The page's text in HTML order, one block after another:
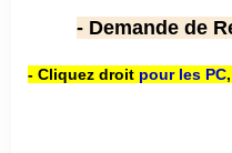
- Demande de
- Cliquez droit pour les PC,